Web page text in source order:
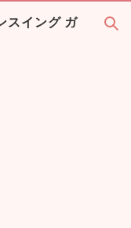
スイング ガ